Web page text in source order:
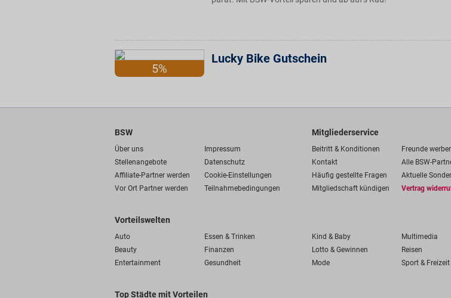
5%
Lucky Bike Gutschein
BSW
Über uns
Impressum
Stellenangebote
Datenschutz
Affiliate-Partner werden
Cookie-Einstellungen
Vor Ort Partner werden
Teilnahmebedingungen
Mitgliederservice
Beitritt & Konditionen
Freunde
Kontakt
Alle BSW-
Häufig gestellte Fragen
Aktuelle
Mitgliedschaft kündigen
Vertrag
Vorteilswelten
Auto Essen & Trinken Kind & Baby
Multimedia
Beauty
Finanzen Lotto & Gewinnen
Reisen
Entertainment
Gesundheit Mode Sport & Freizeit
Top Städte mit Vorteilen